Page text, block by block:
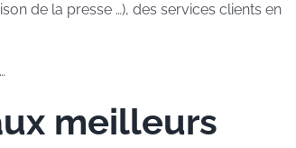
de la presse …), des services clients en
meilleurs